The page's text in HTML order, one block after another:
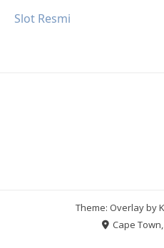
Slot Resmi
Theme: Overlay by
Cape